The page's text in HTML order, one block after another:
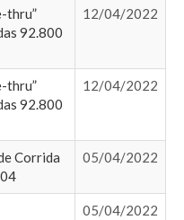
thru”
92.800
12/04/2022
thru”
92.800
12/04/2022
Corrida
05/04/2022
05/04/2022